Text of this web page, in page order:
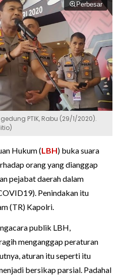
Perbesar
PTIK, Rabu (29/1/2020).
Hukum (LBH) buka suara
orang yang dianggap
pejabat daerah dalam
Penindakan itu
(TR) Kapolri.
publik LBH,
menganggap peraturan
aturan itu seperti itu
bersikap parsial. Padahal